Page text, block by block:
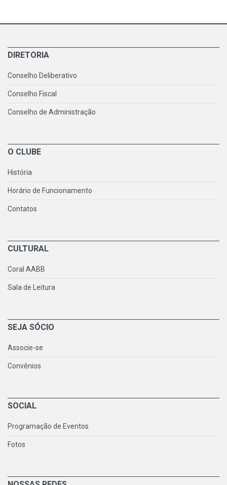
DIRETORIA
Conselho Deliberativo
Conselho Fiscal
Conselho de Administração
O CLUBE
História
Horário de Funcionamento
Contatos
CULTURAL
Coral AABB
Sala de Leitura
SEJA SÓCIO
Associe-se
Convênios
SOCIAL
Programação de Eventos
Fotos